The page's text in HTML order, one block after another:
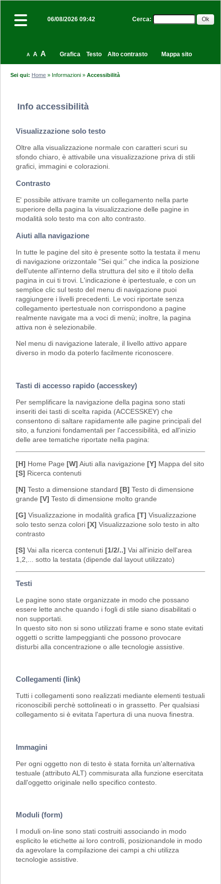
06/08/2026 09:42 Cerca:
A A A Grafica Testo Alto contrasto Mappa sito
Sei qui: Home » Informazioni »Accessibilità
Info accessibilità
Visualizzazione solo testo
Oltre alla visualizzazione normale con caratteri scuri su
sfondo chiaro, è attivabile una visualizzazione priva di stili
grafici, immagini e colorazioni.
Contrasto
E' possibile attivare tramite un collegamento nella parte
superiore della pagina la visualizzazione delle pagine in
modalità solo testo ma con alto contrasto.
Aiuti alla navigazione
In tutte le pagine del sito è presente sotto la testata il menu
di navigazione orizzontale "Sei qui:" che indica la posizione
dell'utente all'interno della struttura del sito e il titolo della
pagina in cui ti trovi. L'indicazione è ipertestuale, e con un
semplice clic sul testo del menu di navigazione puoi
raggiungere i livelli precedenti. Le voci riportate senza
collegamento ipertestuale non corrispondono a pagine
realmente navigate ma a voci di menù; inoltre, la pagina
attiva non è selezionabile.
Nel menu di navigazione laterale, il livello attivo appare
diverso in modo da poterlo facilmente riconoscere.
Tasti di accesso rapido (accesskey)
Per semplificare la navigazione della pagina sono stati
inseriti dei tasti di scelta rapida (ACCESSKEY) che
consentono di saltare rapidamente alle pagine principali del
sito, a funzioni fondamentali per l'accessibilità, ed all'inizio
delle aree tematiche riportate nella pagina:
[H] Home Page [W] Aiuti alla navigazione [Y] Mappa del sito
[S] Ricerca contenuti
[N] Testo a dimensione standard [B] Testo di dimensione
grande [V] Testo di dimensione molto grande
[G] Visualizzazione in modalità grafica [T] Visualizzazione
solo testo senza colori [X] Visualizzazione solo testo in alto
contrasto
[S] Vai alla ricerca contenuti [1/2/..] Vai all'inizio dell'area
1,2,... sotto la testata (dipende dal layout utilizzato)
Testi
Le pagine sono state organizzate in modo che possano
essere lette anche quando i fogli di stile siano disabilitati o
non supportati.
In questo sito non si sono utilizzati frame e sono state evitati
oggetti o scritte lampeggianti che possono provocare
disturbi alla concentrazione o alle tecnologie assistive.
Collegamenti (link)
Tutti i collegamenti sono realizzati mediante elementi testuali
riconoscibili perchè sottolineati o in grassetto. Per qualsiasi
collegamento si è evitata l'apertura di una nuova finestra.
Immagini
Per ogni oggetto non di testo è stata fornita un'alternativa
testuale (attributo ALT) commisurata alla funzione esercitata
dall'oggetto originale nello specifico contesto.
Moduli (form)
I moduli on-line sono stati costruiti associando in modo
esplicito le etichette ai loro controlli, posizionandole in modo
da agevolare la compilazione dei campi a chi utilizza
tecnologie assistive.